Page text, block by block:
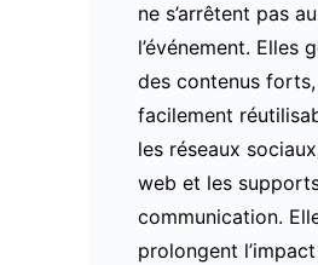
ne s’arrêtent pas
l’événement. Elles
des contenus forts,
facilement
les réseaux
web et les
communication.
prolongent